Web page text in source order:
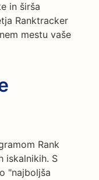
in širša
Ranktracker
mestu vaše
Rank
iskalnikih. S
"najboljša